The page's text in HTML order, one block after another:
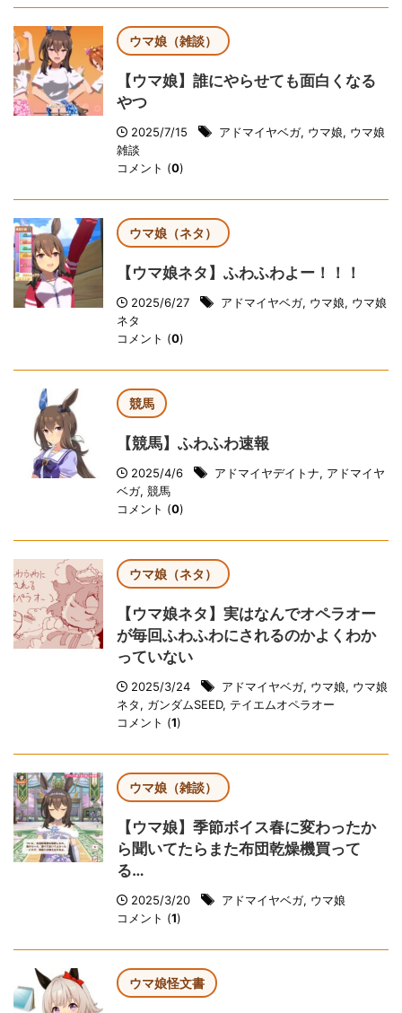
ウマ娘（雑談）
【ウマ娘】誰にやらせても面白くなる
やつ
2025/7/15 アドマイヤベガ, ウマ娘, ウマ娘
雑談
コメント (0)
ウマ娘（ネタ）
【ウマ娘ネタ】ふわふわよー！！！
2025/6/27 アドマイヤベガ, ウマ娘, ウマ娘
ネタ
コメント (0)
競馬
【競馬】ふわふわ速報
2025/4/6 アドマイヤデイトナ, アドマイヤ
ベガ, 競馬
コメント (0)
ウマ娘（ネタ）
【ウマ娘ネタ】実はなんでオペラオー
が毎回ふわふわにされるのかよくわか
っていない
2025/3/24 アドマイヤベガ, ウマ娘, ウマ娘
ネタ, ガンダムSEED, テイエムオペラオー
コメント (1)
ウマ娘（雑談）
【ウマ娘】季節ボイス春に変わったか
ら聞いてたらまた布団乾燥機買って
る…
2025/3/20 アドマイヤベガ, ウマ娘
コメント (1)
ウマ娘怪文書